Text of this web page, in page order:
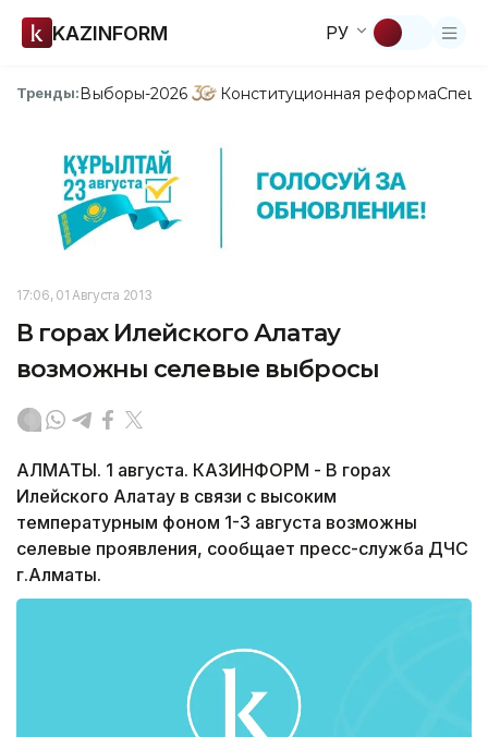
KAZINFORM РУ
Тренды:Выборы-2026 Конституционная реформа
17:06, 01 Августа 2013
В горах Илейского Алатау
возможны селевые выбросы
АЛМАТЫ. 1 августа. КАЗИНФОРМ - В горах
Илейского Алатау в связи с высоким
температурным фоном 1-3 августа возможны
селевые проявления, сообщает пресс-служба ДЧС
г.Алматы.